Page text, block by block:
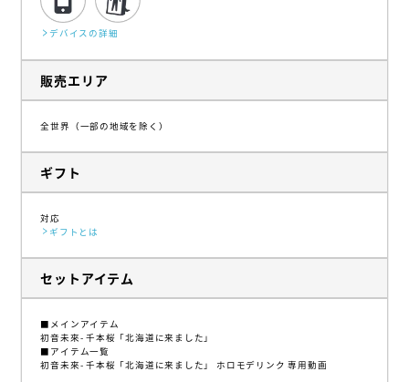
デバイスの詳細
販売エリア
全世界（一部の地域を除く）
ギフト
対応
ギフトとは
セットアイテム
■メインアイテム
初音未來- 千本桜「北海道に来ました」
■アイテム一覧
初音未來- 千本桜「北海道に来ました」 ホロモデリンク 専用動画